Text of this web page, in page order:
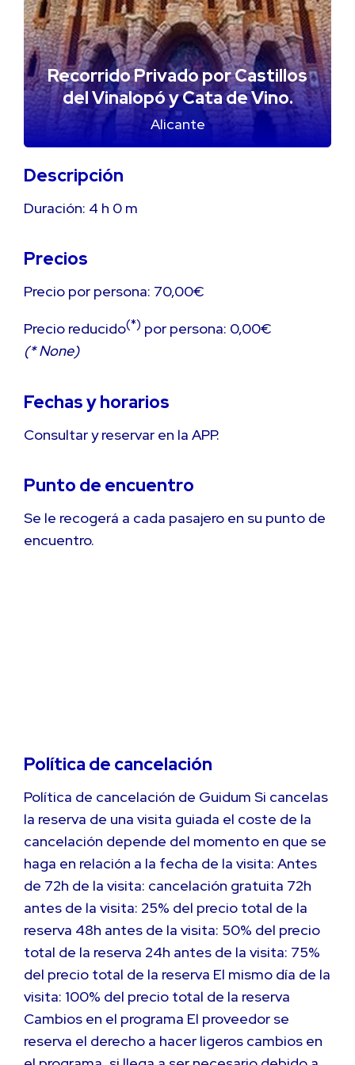
Recorrido Privado por Castillos
del Vinalopó y Cata de Vino.
Alicante
Descripción
Duración: 4 h 0 m
Precios
Precio por persona: 70,00€
Precio reducido(*) por persona: 0,00€
(* None)
Fechas y horarios
Consultar y reservar en la APP.
Punto de encuentro
Se le recogerá a cada pasajero en su punto de
encuentro.
Política de cancelación
Política de cancelación de Guidum Si cancelas
la reserva de una visita guiada el coste de la
cancelación depende del momento en que se
haga en relación a la fecha de la visita: Antes
de 72h de la visita: cancelación gratuita 72h
antes de la visita: 25% del precio total de la
reserva 48h antes de la visita: 50% del precio
total de la reserva 24h antes de la visita: 75%
del precio total de la reserva El mismo día de la
visita: 100% del precio total de la reserva
Cambios en el programa El proveedor se
reserva el derecho a hacer ligeros cambios en